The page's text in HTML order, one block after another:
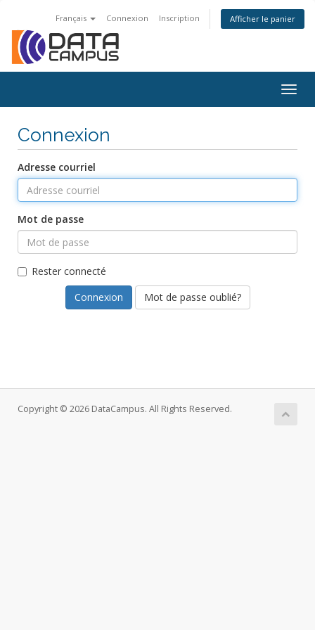
Français Connexion Inscription Afficher le panier
Connexion
Adresse courriel
Mot de passe
Rester connecté
Mot de passe oublié?
Copyright © 2026 DataCampus. All Rights Reserved.